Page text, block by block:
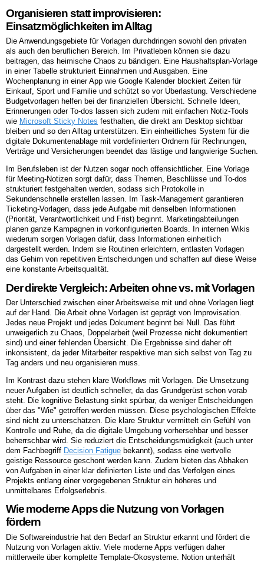
Organisieren statt improvisieren:
Einsatzmöglichkeiten im Alltag
Die Anwendungsgebiete für Vorlagen durchdringen sowohl den privaten
als auch den beruflichen Bereich. Im Privatleben können sie dazu
beitragen, das heimische Chaos zu bändigen. Eine Haushaltsplan-Vorlage
in einer Tabelle strukturiert Einnahmen und Ausgaben. Eine
Wochenplanung in einer App wie Google Kalender blockiert Zeiten für
Einkauf, Sport und Familie und schützt so vor Überlastung. Verschiedene
Budgetvorlagen helfen bei der finanziellen Übersicht. Schnelle Ideen,
Erinnerungen oder To-dos lassen sich zudem mit einfachen Notiz-Tools
wie Microsoft Sticky Notes festhalten, die direkt am Desktop sichtbar
bleiben und so den Alltag unterstützen. Ein einheitliches System für die
digitale Dokumentenablage mit vordefinierten Ordnern für Rechnungen,
Verträge und Versicherungen beendet das lästige und langwierige Suchen.
Im Berufsleben ist der Nutzen sogar noch offensichtlicher. Eine Vorlage
für Meeting-Notizen sorgt dafür, dass Themen, Beschlüsse und To-dos
strukturiert festgehalten werden, sodass sich Protokolle in
Sekundenschnelle erstellen lassen. Im Task-Management garantieren
Ticketing-Vorlagen, dass jede Aufgabe mit denselben Informationen
(Priorität, Verantwortlichkeit und Frist) beginnt. Marketingabteilungen
planen ganze Kampagnen in vorkonfigurierten Boards. In internen Wikis
wiederum sorgen Vorlagen dafür, dass Informationen einheitlich
dargestellt werden. Indem sie Routinen erleichtern, entlasten Vorlagen
das Gehirn von repetitiven Entscheidungen und schaffen auf diese Weise
eine konstante Arbeitsqualität.
Der direkte Vergleich: Arbeiten ohne vs. mit Vorlagen
Der Unterschied zwischen einer Arbeitsweise mit und ohne Vorlagen liegt
auf der Hand. Die Arbeit ohne Vorlagen ist geprägt von Improvisation.
Jedes neue Projekt und jedes Dokument beginnt bei Null. Das führt
unweigerlich zu Chaos, Doppelarbeit (weil Prozesse nicht dokumentiert
sind) und einer fehlenden Übersicht. Die Ergebnisse sind daher oft
inkonsistent, da jeder Mitarbeiter respektive man sich selbst von Tag zu
Tag anders und neu organisieren muss.
Im Kontrast dazu stehen klare Workflows mit Vorlagen. Die Umsetzung
neuer Aufgaben ist deutlich schneller, da das Grundgerüst schon vorab
steht. Die kognitive Belastung sinkt spürbar, da weniger Entscheidungen
über das "Wie" getroffen werden müssen. Diese psychologischen Effekte
sind nicht zu unterschätzen. Die klare Struktur vermittelt ein Gefühl von
Kontrolle und Ruhe, da die digitale Umgebung vorhersehbar und besser
beherrschbar wird. Sie reduziert die Entscheidungsmüdigkeit (auch unter
dem Fachbegriff Decision Fatigue bekannt), sodass eine wertvolle
geistige Ressource geschont werden kann. Zudem bieten das Abhaken
von Aufgaben in einer klar definierten Liste und das Verfolgen eines
Projekts entlang einer vorgegebenen Struktur ein höheres und
unmittelbares Erfolgserlebnis.
Wie moderne Apps die Nutzung von Vorlagen
fördern
Die Softwareindustrie hat den Bedarf an Struktur erkannt und fördert die
Nutzung von Vorlagen aktiv. Viele moderne Apps verfügen daher
mittlerweile über komplette Template-Ökosysteme. Notion unterhält